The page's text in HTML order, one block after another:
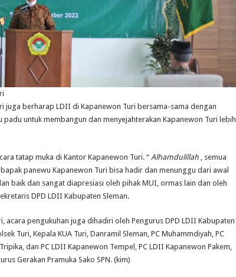
juga berharap LDII di Kapanewon Turi bersama-sama dengan
untuk membangun dan menyejahterakan Kapanewon Turi lebih
tatap muka di Kantor Kapanewon Turi. “Alhamdulillah , semua
panewu Kapanewon Turi bisa hadir dan menunggu dari awal
baik dan sangat diapresiasi oleh pihak MUI, ormas lain dan oleh
DPD LDII Kabupaten Sleman.
acara pengukuhan juga dihadiri oleh Pengurus DPD LDII Kabupaten
Turi, Kepala KUA Turi, Danramil Sleman, PC Muhammdiyah, PC
dan PC LDII Kapanewon Tempel, PC LDII Kapanewon Pakem,
Gerakan Pramuka Sako SPN. (kim)